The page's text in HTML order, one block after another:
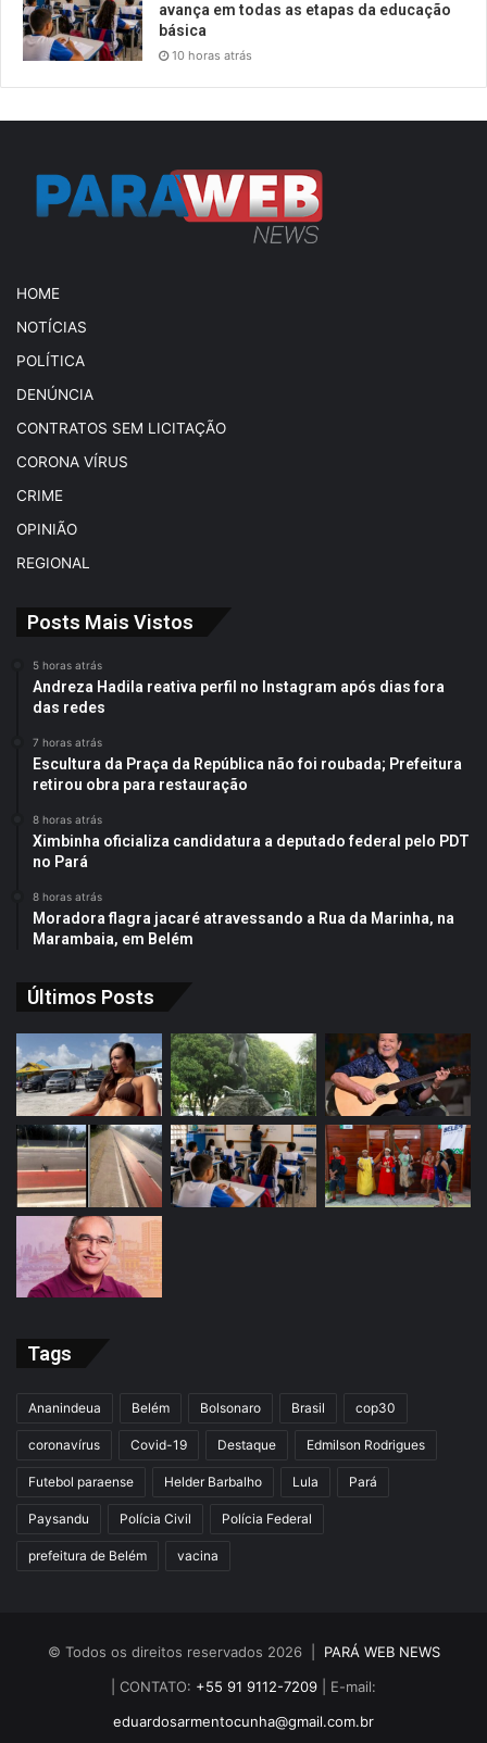
avança em todas as etapas da educação
básica
10 horas atrás
HOME
NOTÍCIAS
POLÍTICA
DENÚNCIA
CONTRATOS SEM LICITAÇÃO
CORONA VÍRUS
CRIME
OPINIÃO
REGIONAL
Posts Mais Vistos
5 horas atrás
Andreza Hadila reativa perfil no Instagram após dias fora
das redes
7 horas atrás
Escultura da Praça da República não foi roubada; Prefeitura
retirou obra para restauração
8 horas atrás
Ximbinha oficializa candidatura a deputado federal pelo PDT
no Pará
8 horas atrás
Moradora flagra jacaré atravessando a Rua da Marinha, na
Marambaia, em Belém
Últimos Posts
Tags
Ananindeua Belém Bolsonaro Brasil cop30
coronavírus Covid-19 Destaque Edmilson Rodrigues
Futebol paraense Helder Barbalho Lula Pará
Paysandu Polícia Civil Polícia Federal
prefeitura de Belém vacina
© Todos os direitos reservados 2026 | PARÁ WEB NEWS
| CONTATO: +55 91 9112-7209 | E-mail:
eduardosarmentocunha@gmail.com.br